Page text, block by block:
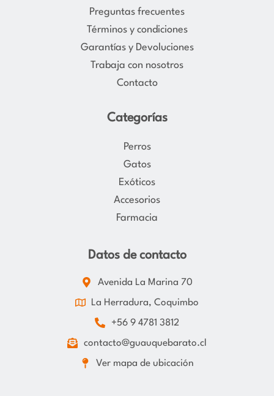
r
a
m
o
k
Preguntas frecuentes
Términos y condiciones
Garantías y Devoluciones
Trabaja con nosotros
Contacto
Categorías
Perros
Gatos
Exóticos
Accesorios
Farmacia
Datos de contacto
Avenida La Marina 70
La Herradura, Coquimbo
+56 9 4781 3812
contacto@guauquebarato.cl
Ver mapa de ubicación